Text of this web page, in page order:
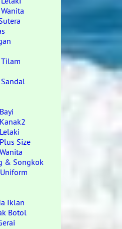
Size
& Songkok
Iklan
Botol